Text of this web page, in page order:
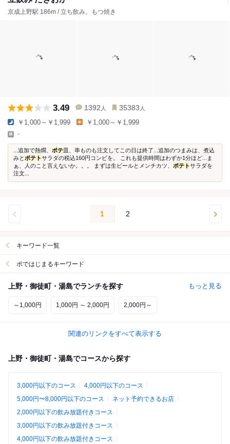
京成上野駅 186m / 立ち飲み、もつ焼き
3.49 1392 人 35383 人
￥1,000～￥1,999 ￥1,000～￥1,999
-
...追加で熱燗、 ポテ皿、串ものも注文してこの日は終了...追加のつまみは、煮込
みと ポテトサラダの税込160円コンビを。 これも提供時間はわずか1分ほど...ま
ぁ、人のこと言えないか。。。 まずは生ビールとメンチカツ、 ポテトサラダを
注文...
1 2
キーワード一覧
ポではじまるキーワード
上野・御徒町・湯島でランチを探す もっと見る
～1,000円 1,000円 ～ 2,000円 2,000円～
関連のリンクをすべて表示する
上野・御徒町・湯島でコースから探す
3,000円以下のコース
4,000円以下のコース
5,000円〜8,000円以下のコース
ネット予約できるお店
2,000円以下の飲み放題付きコース
3,000円以下の飲み放題付きコース
4,000円以下の飲み放題付きコース